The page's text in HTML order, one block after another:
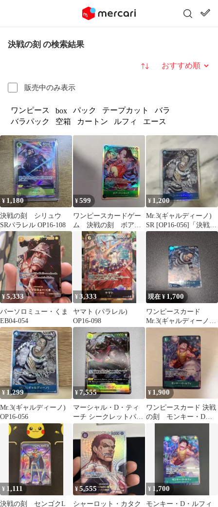
決戦の刻 の検索結果
販売中のみ表示
並び替え
ワンピース box パック テープカット
バラ
バラパック
空箱 カートン ルフィ エース
¥1,180
決戦の刻 シリュウ
SRパラレル OP16-108
¥599
ワンピースカードゲー
ム 決戦の刻 ボア・
ハンコック SR
¥ 1,200
Mr.3(ギャルディーノ)
SR [OP16-056]「決戦の
刻」
¥5,333
バーソロミュー・くま
EB04-054
¥3,333
ヤマト (パラレル)
OP16-098
現在 ¥1,700
ワンピースカード
Mr.3(ギャルディーノ)
(パラレル) OP16-056
¥1,299
Mr.3(ギャルディーノ)
OP16-056
¥7,555
マーシャル・D・ティ
ーチ シークレットパラ
レル シクパラ 決戦の
¥ 1,900
ワンピースカード 決戦
の刻 モンキー・D・
パラレル
¥ 1,111
決戦の刻 センゴクL
¥5,555
シャーロット・カタク
¥ 1,700
モンキー・D・ルフィ